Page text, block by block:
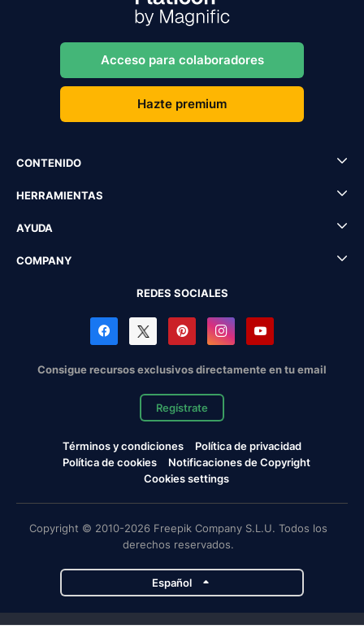
Acceso para colaboradores
Hazte premium
CONTENIDO
HERRAMIENTAS
AYUDA
COMPANY
REDES SOCIALES
Consigue recursos exclusivos directamente en tu email
Regístrate
Términos y condiciones
Política de privacidad
Política de cookies
Notificaciones de Copyright
Cookies settings
Copyright © 2010-2026 Freepik Company S.L.U. Todos los
derechos reservados.
Español